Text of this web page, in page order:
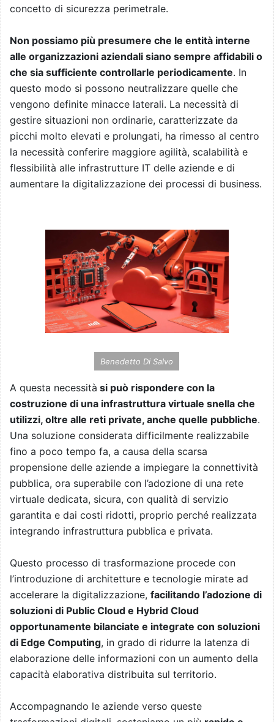
concetto di sicurezza perimetrale.
Non possiamo più presumere che le entità interne
alle organizzazioni aziendali siano sempre affidabili o
che sia sufficiente controllarle periodicamente. In
questo modo si possono neutralizzare quelle che
vengono definite minacce laterali. La necessità di
gestire situazioni non ordinarie, caratterizzate da
picchi molto elevati e prolungati, ha rimesso al centro
la necessità conferire maggiore agilità, scalabilità e
flessibilità alle infrastrutture IT delle aziende e di
aumentare la digitalizzazione dei processi di business.
Benedetto Di Salvo
A questa necessità si può rispondere con la
costruzione di una infrastruttura virtuale snella che
utilizzi, oltre alle reti private, anche quelle pubbliche.
Una soluzione considerata difficilmente realizzabile
fino a poco tempo fa, a causa della scarsa
propensione delle aziende a impiegare la connettività
pubblica, ora superabile con l’adozione di una rete
virtuale dedicata, sicura, con qualità di servizio
garantita e dai costi ridotti, proprio perché realizzata
integrando infrastruttura pubblica e privata.
Questo processo di trasformazione procede con
l’introduzione di architetture e tecnologie mirate ad
accelerare la digitalizzazione, facilitando l’adozione di
soluzioni di Public Cloud e Hybrid Cloud
opportunamente bilanciate e integrate con soluzioni
di Edge Computing, in grado di ridurre la latenza di
elaborazione delle informazioni con un aumento della
capacità elaborativa distribuita sul territorio.
Accompagnando le aziende verso queste